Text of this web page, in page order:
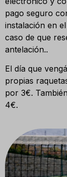
pago seguro
instalación en
caso de que
antelación..
El día que
propias
por 3€.
4€.